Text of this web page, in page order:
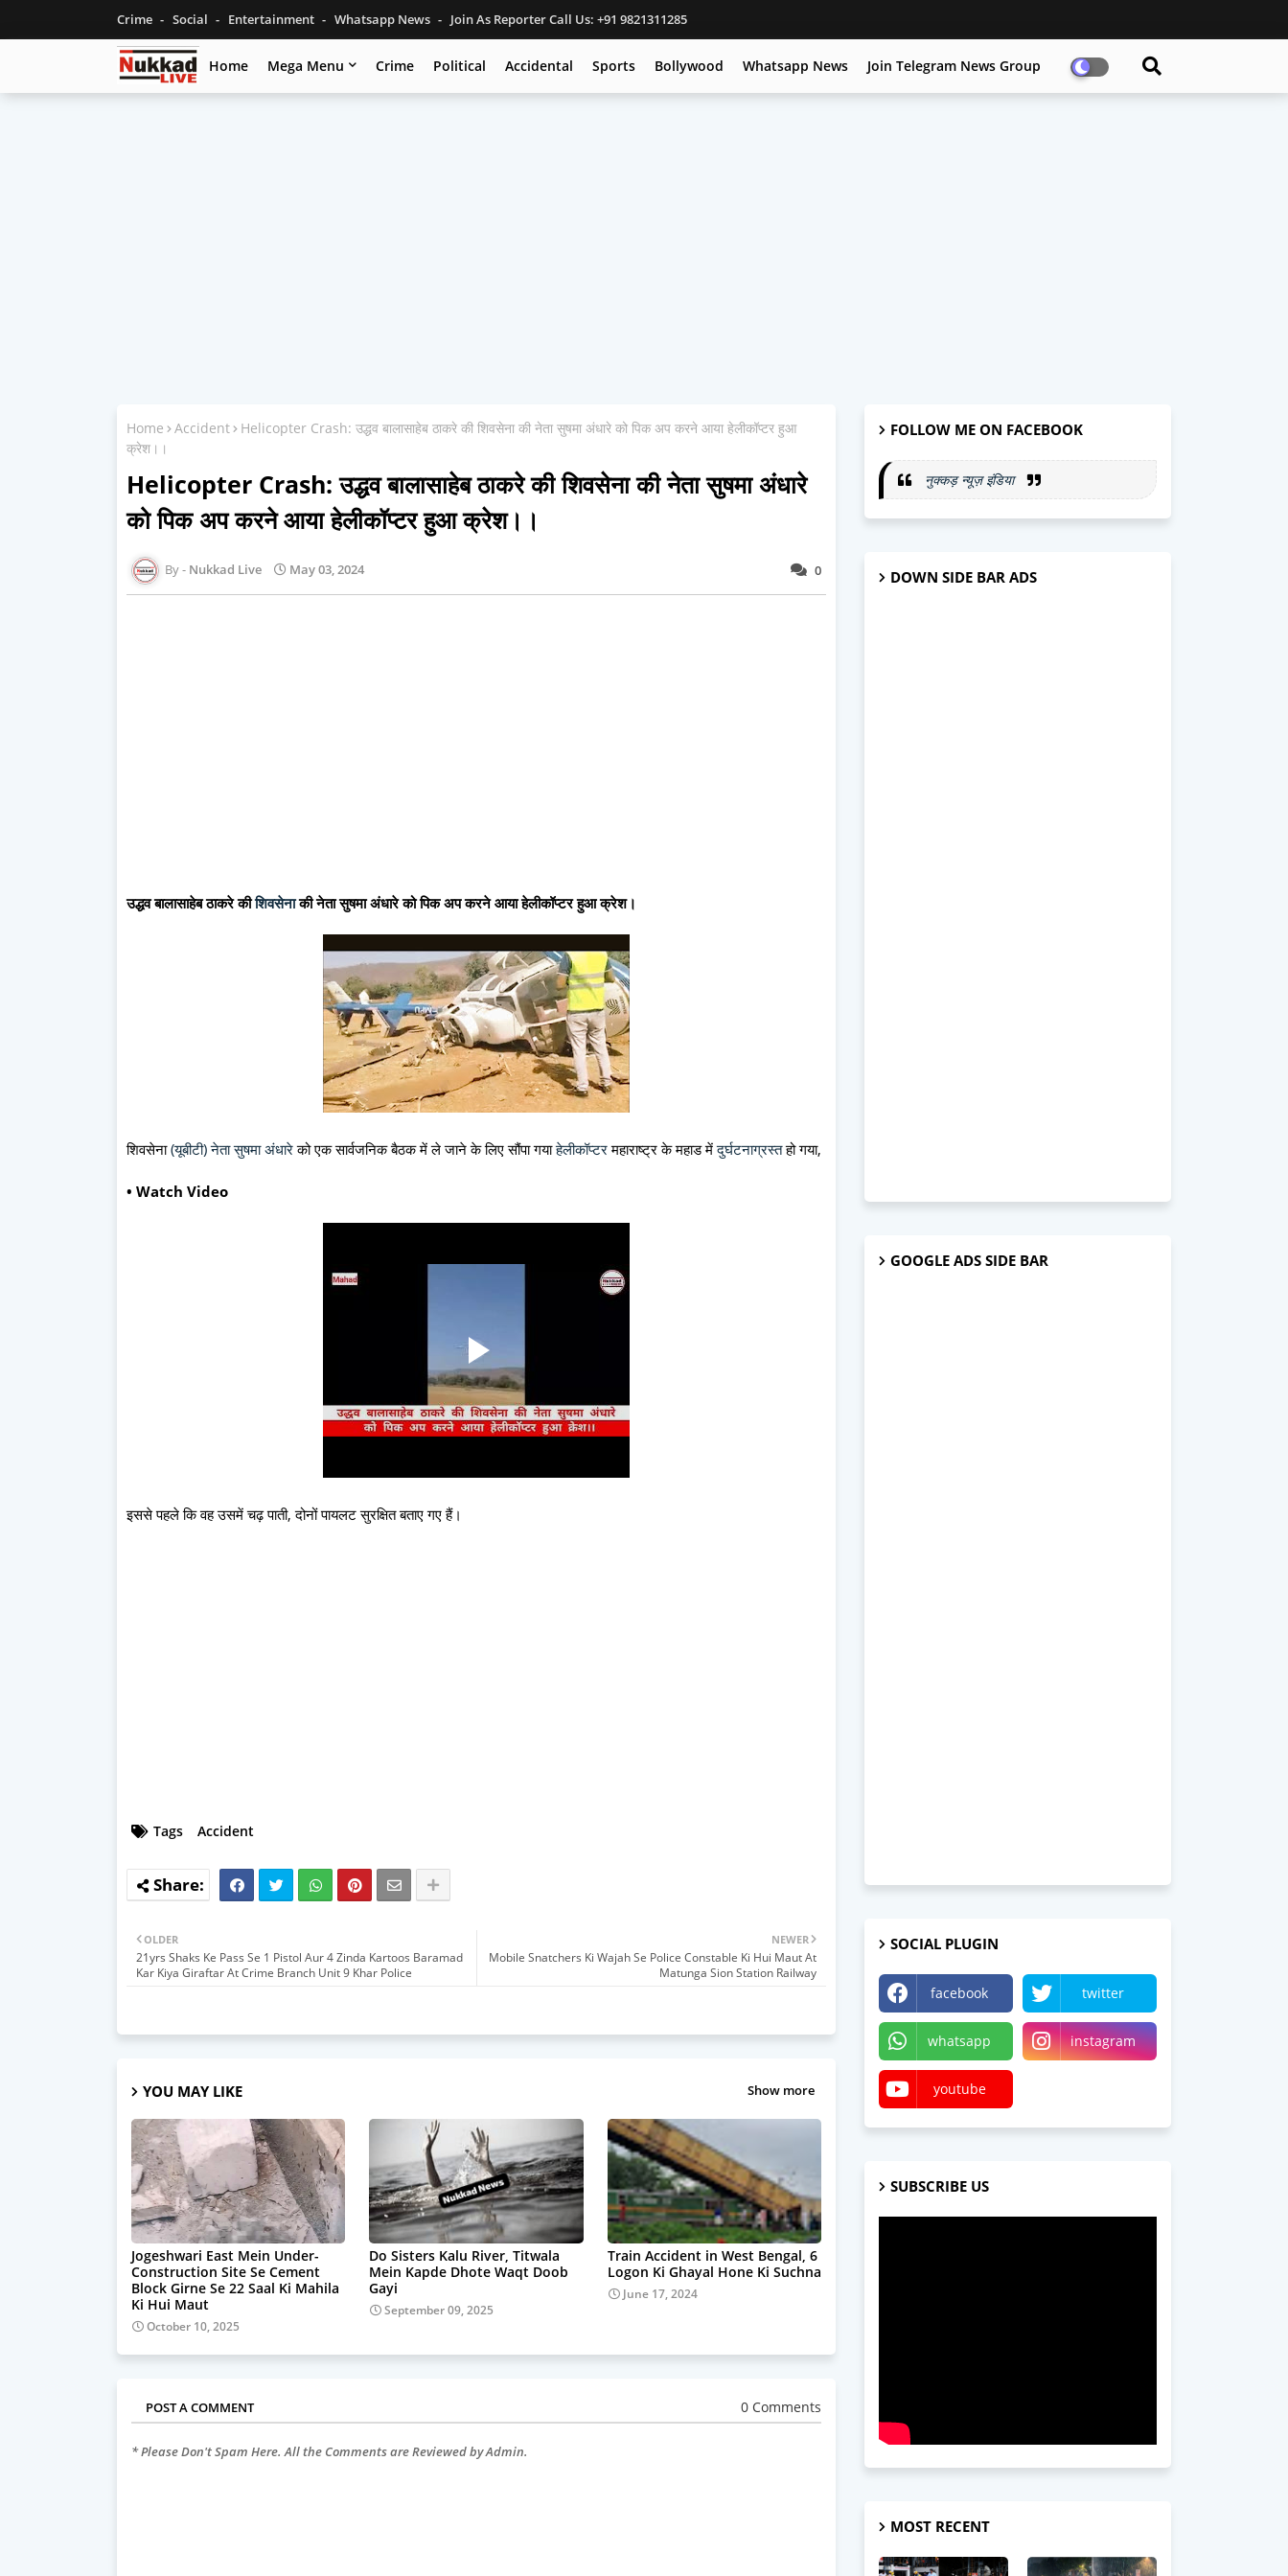
Crime Social Entertainment Whatsapp News Join As Reporter Call Us: +91 9821311285
Home Mega Menu Crime Political Accidental Sports Bollywood Whatsapp News Join Telegram News Group
Home Accident
Helicopter Crash: उद्धव बालासाहेब ठाकरे की शिवसेना की नेता सुषमा अंधारे को पिक अप करने आया हेलीकॉप्टर हुआ
क्रेश।।
Helicopter Crash: उद्धव बालासाहेब ठाकरे की शिवसेना की नेता सुषमा अंधारे
को पिक अप करने आया हेलीकॉप्टर हुआ क्रेश।।
0
Nukkad Live May 03, 2024
उद्धव बालासाहेब ठाकरे कीशिवसेनाकी नेता सुषमा अंधारे को पिक अप करने आया हेलीकॉप्टर हुआ क्रेश।
शिवसेना(यूबीटी) नेता सुषमा अंधारेको एक सार्वजनिक बैठक में ले जाने के लिए सौंपा गयाहेलीकॉप्टरमहाराष्ट्र के महाड मेंदुर्घटनाग्रस्तहो गया,
• Watch Video
इससे पहले कि वह उसमें चढ़ पाती, दोनों पायलट सुरक्षित बताए गए हैं।
Tags Accident
NEWER
Mobile Snatchers Ki Wajah Se Police Constable Ki Hui Maut At
Matunga Sion Station Railway
OLDER
21yrs Shaks Ke Pass Se 1 Pistol Aur 4 Zinda Kartoos Baramad
Kar Kiya Giraftar At Crime Branch Unit 9 Khar Police
YOU MAY LIKE Show more
Jogeshwari East Mein Under-
Construction Site Se Cement
Block Girne Se 22 Saal Ki Mahila
Ki Hui Maut
October 10, 2025
Do Sisters Kalu River, Titwala
Mein Kapde Dhote Waqt Doob
Gayi
September 09, 2025
Train Accident in West Bengal, 6
Logon Ki Ghayal Hone Ki Suchna
June 17, 2024
POST A COMMENT 0 Comments
* Please Don't Spam Here. All the Comments are Reviewed by Admin.
FOLLOW ME ON FACEBOOK
नुक्कड़ न्यूज़ इंडिया
DOWN SIDE BAR ADS
GOOGLE ADS SIDE BAR
SOCIAL PLUGIN
facebook twitter
whatsapp instagram
youtube
SUBSCRIBE US
MOST RECENT